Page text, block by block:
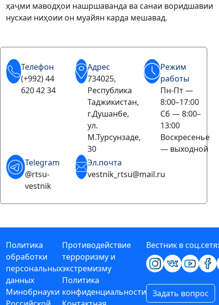
ҳаҷми маводҳои нашршаванда ва санаи воридшавии
нусхаи ниҳоии он муайян карда мешавад.
Телефон
(+992) 44
620 42 34
Адрес
734025,
Республика
Таджикистан,
г.Душанбе,
ул.
М.Турсунзаде,
30
Режим
работы
Пн-Пт —
8:00–17:00
Сб — 8:00–
13:00
Воскресенье
— выходной
Telegram
@rtsu-
vestnik
Эл.почта
vestnik_rtsu@mail.ru
Политика
обработки
персональных
данных
Минобрнауки
Противодействие
терроризму и
экстремизму
Политика
конфиденциальности
Вестник в
Задать вопрос